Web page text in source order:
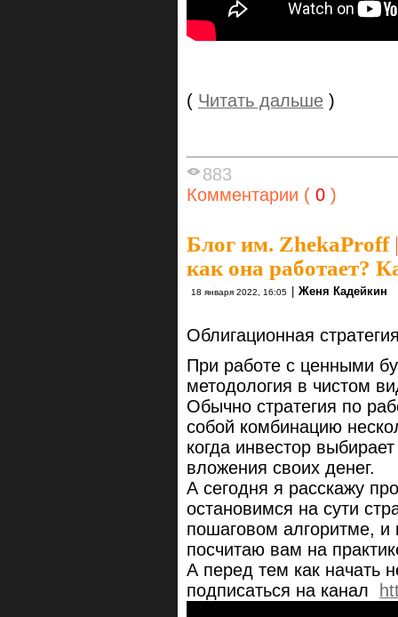
( Читать дальше )
883
Комментарии ( 0 )
Блог им. ZhekaProff|
как она работает?
18 января 2022, 16:05 | Женя Кадейкин
Облигационная
При работе с ценными
методология в чистом
Обычно стратегия по
собой комбинацию
когда инвестор
вложения своих денег.
А сегодня я расскажу
остановимся на сути
пошаговом алгоритме, и
посчитаю вам на
А перед тем как начать
подписаться на канал